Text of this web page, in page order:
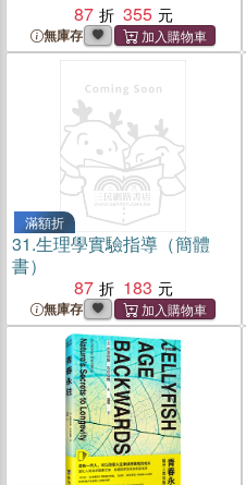
87
355
無庫存
滿額折
31.生理學實驗指導（簡體
書）
87
183
無庫存